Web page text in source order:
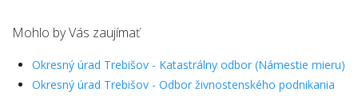
Mohlo by Vás zaujímať
Okresný úrad Trebišov - Katastrálny odbor (Námestie mieru)
Okresný úrad Trebišov - Odbor živnostenského podnikania